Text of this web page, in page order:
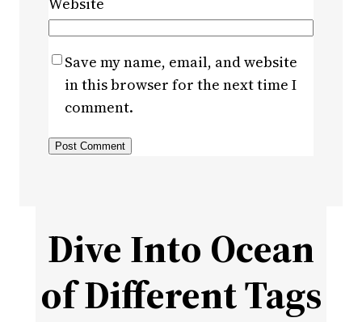
Save my name, email, and website
in this browser for the next time I
comment.
Dive Into Ocean
of Different Tags